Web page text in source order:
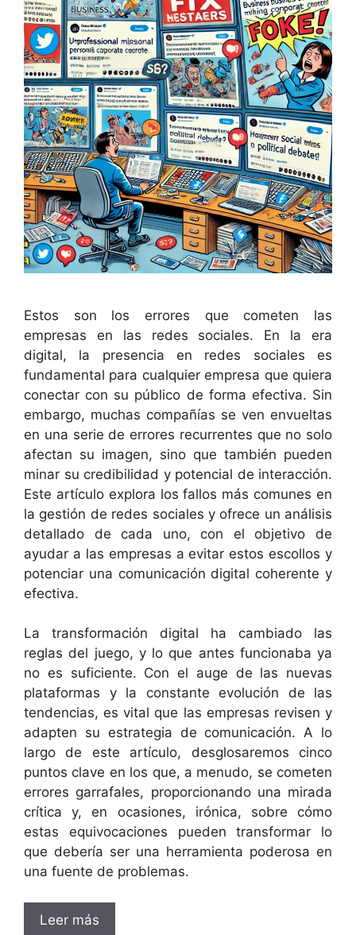
Estos son los errores que cometen las
empresas en las redes sociales. En la era
digital, la presencia en redes sociales es
fundamental para cualquier empresa que quiera
conectar con su público de forma efectiva. Sin
embargo, muchas compañías se ven envueltas
en una serie de errores recurrentes que no solo
afectan su imagen, sino que también pueden
minar su credibilidad y potencial de interacción.
Este artículo explora los fallos más comunes en
la gestión de redes sociales y ofrece un análisis
detallado de cada uno, con el objetivo de
ayudar a las empresas a evitar estos escollos y
potenciar una comunicación digital coherente y
efectiva.
La transformación digital ha cambiado las
reglas del juego, y lo que antes funcionaba ya
no es suficiente. Con el auge de las nuevas
plataformas y la constante evolución de las
tendencias, es vital que las empresas revisen y
adapten su estrategia de comunicación. A lo
largo de este artículo, desglosaremos cinco
puntos clave en los que, a menudo, se cometen
errores garrafales, proporcionando una mirada
crítica y, en ocasiones, irónica, sobre cómo
estas equivocaciones pueden transformar lo
que debería ser una herramienta poderosa en
una fuente de problemas.
Leer más